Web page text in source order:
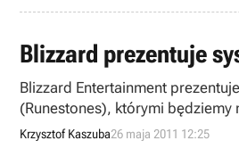
Blizzard prezentuje
Blizzard Entertainment
(Runestones), którymi
Krzysztof Kaszuba26 maja 2011 12:25